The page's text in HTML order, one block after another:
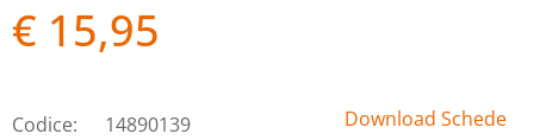
€ 15,95
Codice: 14890139
Download Schede